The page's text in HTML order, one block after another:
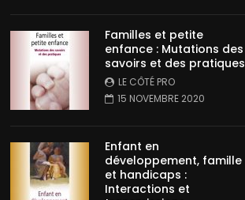
Familles et petite
enfance : Mutations des
savoirs et des pratiques
LE CÔTÉ PRO
15 NOVEMBRE 2020
Enfant en
développement, famille
et handicaps :
Interactions et